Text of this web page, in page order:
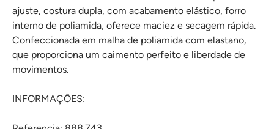
ajuste, costura dupla, com acabamento elástico, forro
interno de poliamida, oferece maciez e secagem rápida.
Confeccionada em malha de poliamida com elastano,
que proporciona um caimento perfeito e liberdade de
movimentos.
INFORMAÇÕES: